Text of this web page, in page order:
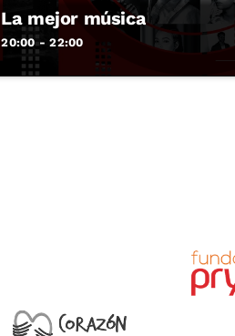
La mejor música
20:00 - 22:00